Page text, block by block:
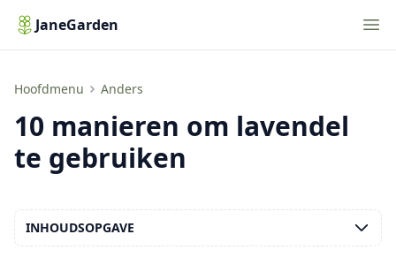
JaneGarden
Hoofdmenu Anders
10 manieren om lavendel te gebruiken
10 manieren om lavendel
te gebruiken
INHOUDSOPGAVE